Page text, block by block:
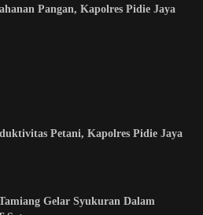
Pangan, Kapolres Pidie Jaya
Petani, Kapolres Pidie Jaya
Gelar Syukuran Dalam